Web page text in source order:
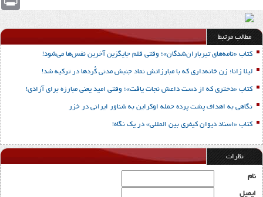
مطالب مرتبط
کتاب «نامه‌های تیرباران‌شدگان»؛ وقتی قلم جایگزین آخرین نفس‌ها می‌شود!
لیلا زانا؛ زن خانه‌داری که با مبارزاتش نماد جنبش مدنی کُردها در ترکیه شد!
کتاب «دختری که از دست داعش نجات یافت»؛ وقتی امید یعنی مبارزه برای آزادی!
نگاهی به اهداف پشت پرده حمله اوکراین به شناور ایرانی در خزر
کتاب «اسناد دیوان کیفری بین المللی» در یک نگاه!
نظرات
نام
ایمیل